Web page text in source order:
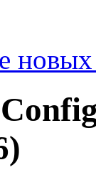
новых